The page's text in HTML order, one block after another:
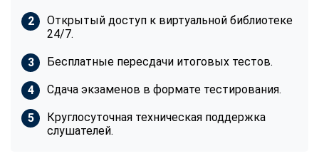
Открытый доступ к виртуальной библиотеке
24/7.
Бесплатные пересдачи итоговых тестов.
Сдача экзаменов в формате тестирования.
Круглосуточная техническая поддержка
слушателей.